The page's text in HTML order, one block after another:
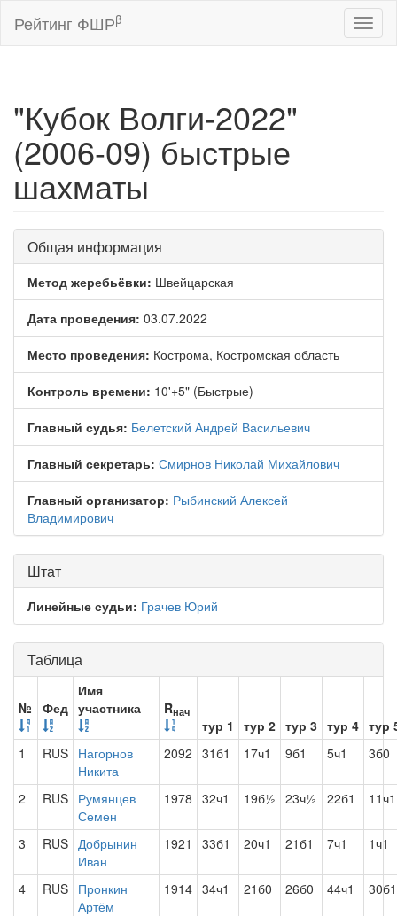
Рейтинг ФШРβ
"Кубок Волги-2022"
(2006-09) быстрые
шахматы
Общая информация
Метод жеребьёвки: Швейцарская
Дата проведения: 03.07.2022
Место проведения: Кострома, Костромская область
Контроль времени: 10'+5" (Быстрые)
Главный судья: Белетский Андрей Васильевич
Главный секретарь: Смирнов Николай Михайлович
Главный организатор: Рыбинский Алексей
Владимирович
Штат
Линейные судьи: Грачев Юрий
Таблица
№ Фед
Имя
участника
Rнач
тур 1 тур 2 тур 3 тур 4 тур
1
RUS Нагорнов
Никита
2092 31б1 17ч1 9б1 5ч1 3б0
2 RUS Румянцев
Семен
1978 32ч1 19б½ 23ч½ 22б1 11ч1
3 RUS Добрынин
Иван
1921 33б1 20ч1 21б1 7ч1 1ч1
4 RUS Пронкин
Артём
1914 34ч1 21б0 26б0 44ч1 30б1